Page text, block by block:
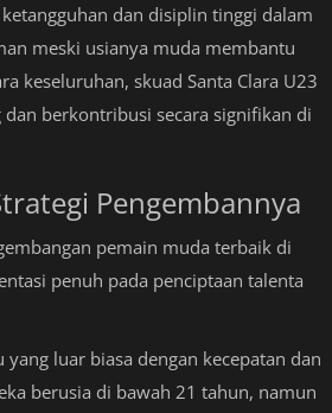
dan disiplin tinggi dalam
meski usianya muda membantu
keseluruhan, skuad Santa Clara U23
berkontribusi secara signifikan di
Pengembannya
pemain muda terbaik di
penuh pada penciptaan talenta
luar biasa dengan kecepatan dan
berusia di bawah 21 tahun, namun